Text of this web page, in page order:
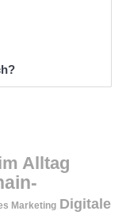
Alltag
Marketing Digitale